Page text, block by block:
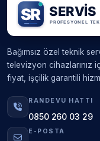
Bağımsız özel teknik
televizyon cihazlarınız
fiyat, işçilik garantili
RANDEVU HATTI
0850 260 03 29
E-POSTA